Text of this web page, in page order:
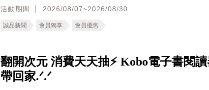
活動期間 2026/08/07~2026/08/30
誠品新聞 會員獨享 會員優惠
翻開次元 消費天天抽⚡ Kobo電子書閱
帶回家.ᐟ.ᐟ